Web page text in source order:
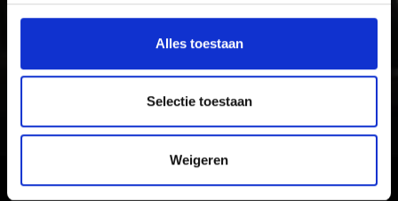
Alles toestaan
Selectie toestaan
Weigeren